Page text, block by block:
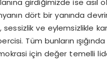
girdiğimizde ise asıl
dört bir yanında
ve eylemsizlikle
Tüm bunların
için değer temelli